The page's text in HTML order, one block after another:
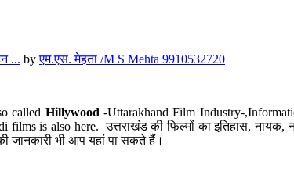
... byएम.एस. मेहता /M S Mehta 9910532720
called Hillywood-Uttarakhand Film Industry-
is also here. उत्तराखंड की फिल्मों का इतिहास,
जानकारी भी आप यहां पा सकते हैं।